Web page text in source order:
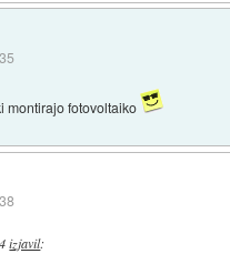
montirajo fotovoltaiko
izjavil: